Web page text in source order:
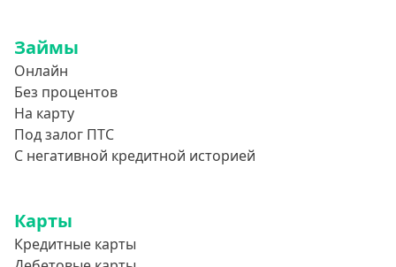
Займы
Онлайн
Без процентов
На карту
Под залог ПТС
С негативной кредитной историей
Карты
Кредитные карты